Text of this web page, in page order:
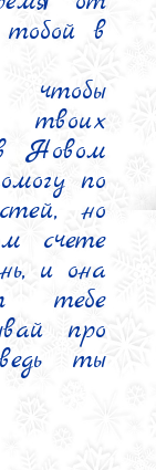
в
твоих
Новом
по
но
счете
и она
тебе
про
ты